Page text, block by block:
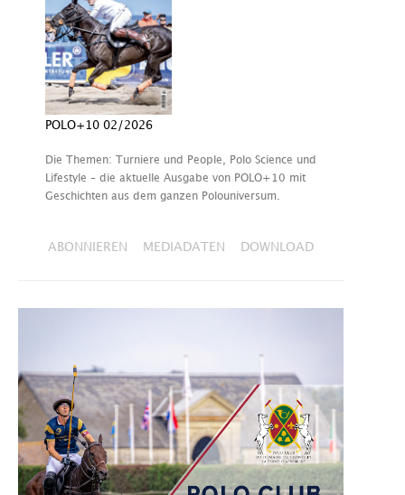
POLO+10 02/2026
Die Themen: Turniere und People, Polo Science und
Lifestyle – die aktuelle Ausgabe von POLO+10 mit
Geschichten aus dem ganzen Polouniversum.
ABONNIEREN MEDIADATEN DOWNLOAD